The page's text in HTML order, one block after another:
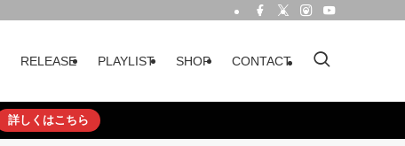
RELEASE PLAYLIST SHOP CONTACT
詳しくはこちら